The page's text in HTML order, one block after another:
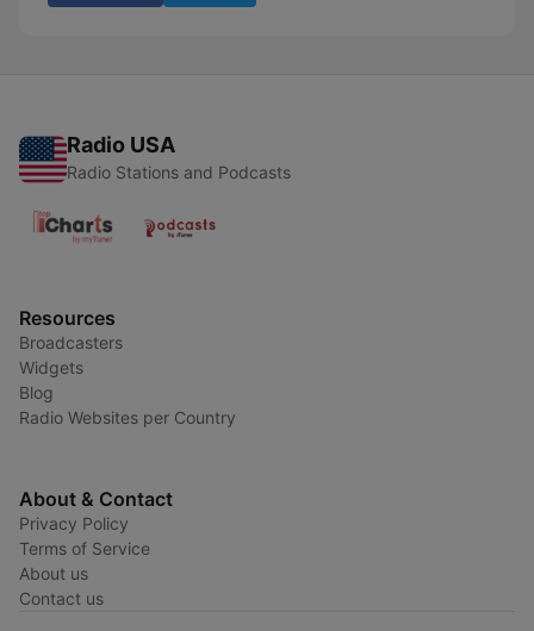
Radio USA
Radio Stations and Podcasts
Resources
Broadcasters
Widgets
Blog
Radio Websites per Country
About & Contact
Privacy Policy
Terms of Service
About us
Contact us